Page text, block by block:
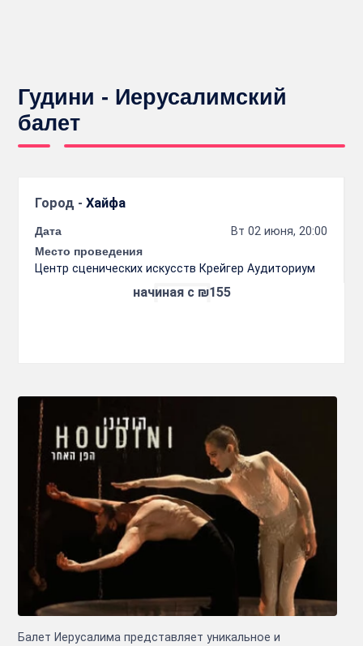
Гудини - Иерусалимский
балет
Город - Хайфа
Дата
Вт 02 июня, 20:00
Место проведения
Центр сценических искусств Крейгер Аудиториум
начиная с ₪155
Балет Иерусалима представляет уникальное и